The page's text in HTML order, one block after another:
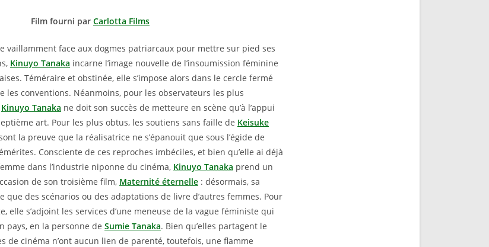
Film fourni par Carlotta Films
vaillamment face aux dogmes patriarcaux pour mettre sur pied ses
Kinuyo Tanaka incarne l’image nouvelle de l’insoumission féminine
Téméraire et obstinée, elle s’impose alors dans le cercle fermé
les conventions. Néanmoins, pour les observateurs les plus
Kinuyo Tanaka ne doit son succès de metteure en scène qu’à l’appui
art. Pour les plus obtus, les soutiens sans faille de Keisuke
la preuve que la réalisatrice ne s’épanouit que sous l’égide de
Consciente de ces reproches imbéciles, et bien qu’elle ai déjà
dans l’industrie niponne du cinéma, Kinuyo Tanaka prend un
de son troisième film, Maternité éternelle : désormais, sa
que des scénarios ou des adaptations de livre d’autres femmes. Pour
elle s’adjoint les services d’une meneuse de la vague féministe qui
pays, en la personne de Sumie Tanaka. Bien qu’elles partagent le
de cinéma n’ont aucun lien de parenté, toutefois, une flamme